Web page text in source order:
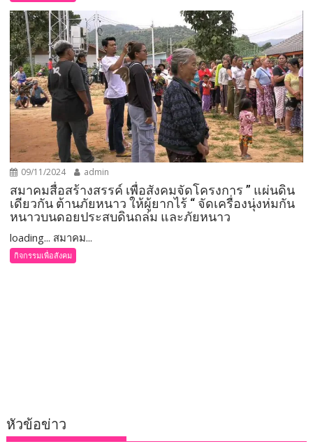
09/11/2024 admin
สมาคมสื่อสร้างสรรค์ เพื่อสังคมจัดโครงการ ” แผ่นดิน
เดียวกัน ต้านภัยหนาว ให้ผู้ยากไร้ “ จัดเครื่องนุ่งห่มกัน
หนาวบนดอยประสบดินถล่ม และภัยหนาว
loading... สมาคม...
กิจกรรมเพื่อสังคม
หัวข้อข่าว